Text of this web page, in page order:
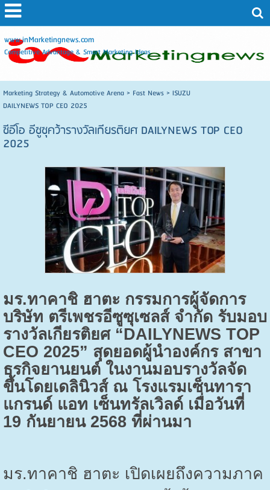
www.inMarketingnews.com
Competitive Advantage & Smart Marketing Ideas
Marketing Strategy & Automotive Arena> Fast News> ISUZU
DAILYNEWS TOP CEO 2025
ซีอีโอ อีซูซุคว้ารางวัลเกียรติยศ DAILYNEWS TOP CEO
2025
มร.ทาคาชิ ฮาตะ กรรมการผู้จัดการ
บริษัท ตรีเพชรอีซูซุเซลส์ จำกัด รับมอบ
รางวัลเกียรติยศ “DAILYNEWS TOP
CEO 2025” สุดยอดผู้นำองค์กร สาขา
ธุรกิจยานยนต์ ในงานมอบรางวัลจัด
ขึ้นโดยเดลินิวส์ ณ โรงแรมเซ็นทารา
แกรนด์ แอท เซ็นทรัลเวิลด์ เมื่อวันที่
19 กันยายน 2568 ที่ผ่านมา
มร.ทาคาชิ ฮาตะ เปิดเผยถึงความภาค